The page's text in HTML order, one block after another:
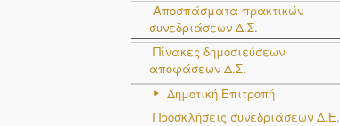
Αποσπάσματα πρακτικών
συνεδριάσεων Δ.Σ.
Πίνακες δημοσιεύσεων
αποφάσεων Δ.Σ.
Δημοτική Επιτροπή
Προσκλήσεις συνεδριάσεων Δ.Ε.